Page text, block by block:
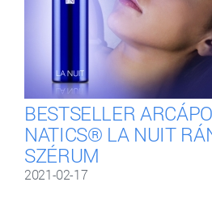
BESTSELLER
NATICS® LA NUIT
SZÉRUM
2021-02-17